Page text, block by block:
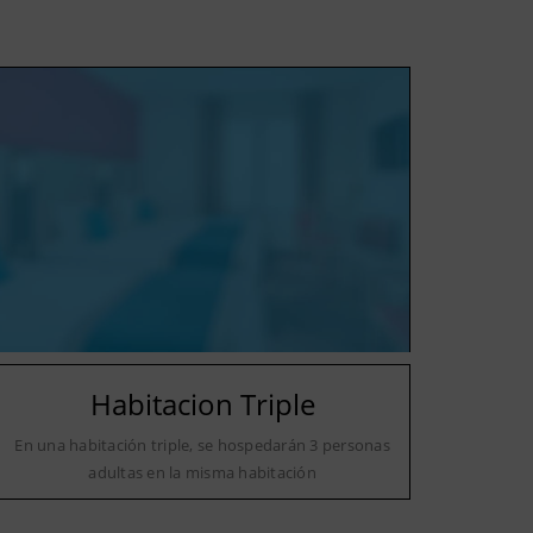
Habitacion Triple
En una habitación triple, se hospedarán 3 personas
adultas en la misma habitación